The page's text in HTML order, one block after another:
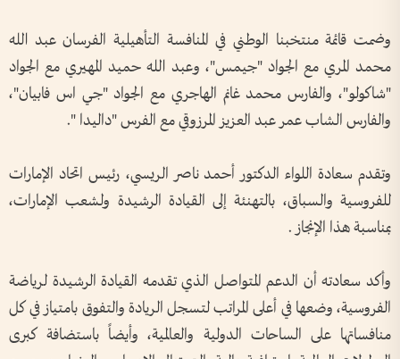
وضمت قائمة منتخبنا الوطني في المنافسة التأهيلية الفرسان عبد الله
محمد المري مع الجواد "جيمس"، وعبد الله حميد المهيري مع الجواد
"شاكولو"، والفارس محمد غانم الهاجري مع الجواد "جي اس فابيان"،
والفارس الشاب عمر عبد العزيز المرزوقي مع الفرس "داليدا ".
وتقدم سعادة اللواء الدكتور أحمد ناصر الريسي، رئيس اتحاد الإمارات
للفروسية والسباق، بالتهنئة إلى القيادة الرشيدة ولشعب الإمارات،
بمناسبة هذا الإنجاز .
وأكد سعادته أن الدعم المتواصل الذي تقدمه القيادة الرشيدة لرياضة
الفروسية، وضعها في أعلى المراتب لتسجل الريادة والتفوق بامتياز في كل
منافساتها على الساحات الدولية والعالمية، وأيضاً باستضافة كبرى